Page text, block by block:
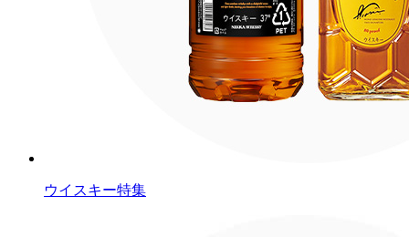
ウイスキー特集